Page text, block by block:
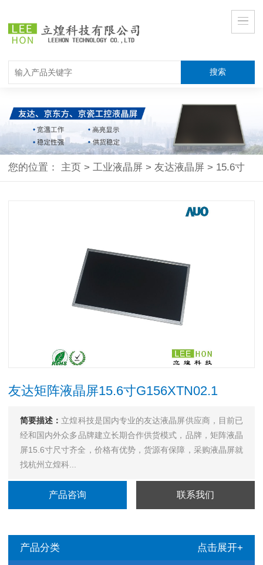
您的位置： 主页 > 工业液晶屏 > 友达液晶屏 > 15.6寸
友达矩阵液晶屏15.6寸G156XTN02.1
简要描述： 立煌科技是国内专业的友达液晶屏供应商，目前已
经和国内外众多品牌建立长期合作供货模式，品牌，矩阵液晶
屏15.6寸尺寸齐全，价格有优势，货源有保障，采购液晶屏就
找杭州立煌科...
产品咨询 联系我们
产品分类 点击展开+